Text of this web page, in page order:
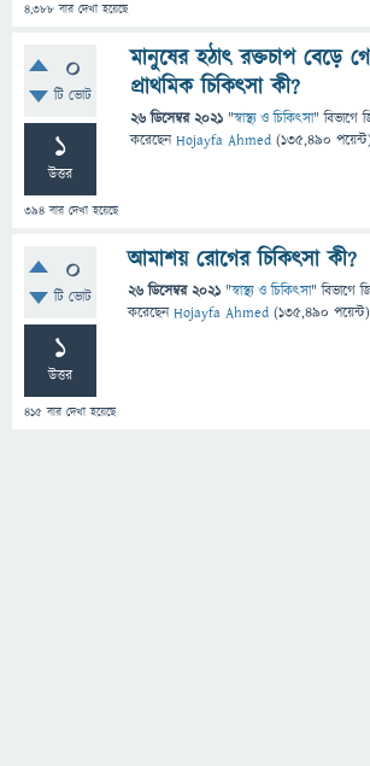
4,388 বার দেখা হয়েছে
0
টি ভোট
1
উত্তর
394 বার দেখা হয়েছে
মানুষের হঠাৎ রক্তচাপ বেড়ে
প্রাথমিক চিকিৎসা কী?
26 ডিসেম্বর 2021 "স্বাস্থ্য ও চিকিৎসা" বিভাগে
করেছেনHojayfa Ahmed (135,490 পয়েন্ট)
0
টি ভোট
1
উত্তর
415 বার দেখা হয়েছে
আমাশয় রোগের চিকিৎসা কী?
26 ডিসেম্বর 2021 "স্বাস্থ্য ও চিকিৎসা" বিভাগে
করেছেনHojayfa Ahmed (135,490 পয়েন্ট)